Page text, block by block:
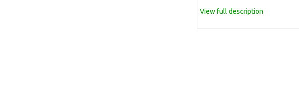
View full description